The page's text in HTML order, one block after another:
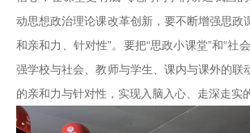
动思想政治理论课改革创新，要不断增强思政
和亲和力、针对性”。要把“思政小课堂”和“社
强学校与社会、教师与学生、课内与课外的联
的亲和力与针对性，实现入脑入心、走深走实